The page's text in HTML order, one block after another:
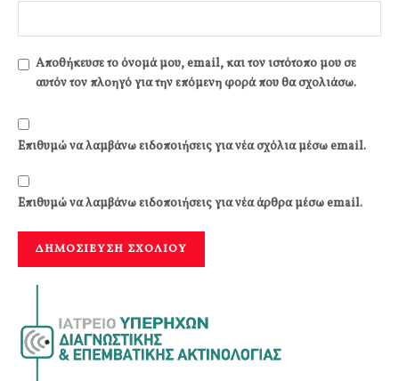
Αποθήκευσε το όνομά μου, email, και τον ιστότοπο μου σε
αυτόν τον πλοηγό για την επόμενη φορά που θα σχολιάσω.
Επιθυμώ να λαμβάνω ειδοποιήσεις για νέα σχόλια μέσω email.
Επιθυμώ να λαμβάνω ειδοποιήσεις για νέα άρθρα μέσω email.